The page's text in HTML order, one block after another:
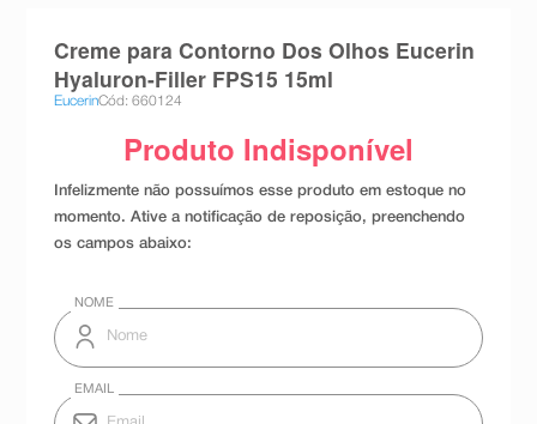
Creme para Contorno Dos Olhos Eucerin
Hyaluron-Filler FPS15 15ml
EucerinCód: 660124
absorvente
10ºshampoo